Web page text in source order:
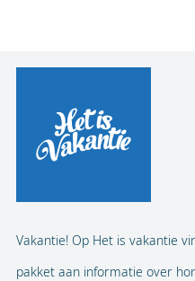
Vakantie! Op Het is vakantie
pakket aan informatie over